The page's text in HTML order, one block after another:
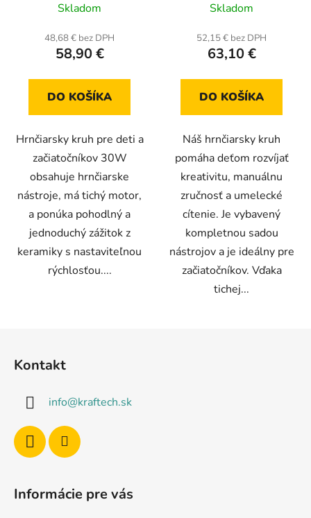
hodnotenie
produktu
je
z
Skladom
48,68 € bez DPH
58,90 €
DO KOŠÍKA
Hrnčiarsky kruh pre deti a
začiatočníkov 30W
obsahuje hrnčiarske
nástroje, má tichý motor,
a ponúka pohodlný a
jednoduchý zážitok z
keramiky s nastaviteľnou
rýchlosťou....
hodnotenie
produktu
je
z
Skladom
52,15 € bez DPH
63,10 €
DO KOŠÍKA
Náš hrnčiarsky kruh
pomáha deťom rozvíjať
kreativitu, manuálnu
zručnosť a umelecké
cítenie. Je vybavený
kompletnou sadou
nástrojov a je ideálny pre
začiatočníkov. Vďaka
tichej...
Kontakt
info@kraftech.sk
Informácie pre vás